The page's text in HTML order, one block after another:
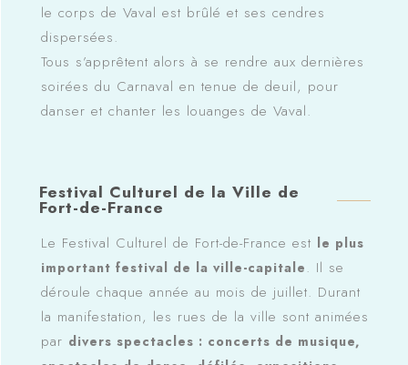
le corps de Vaval est brûlé et ses cendres
dispersées.
Tous s’apprêtent alors à se rendre aux dernières
soirées du Carnaval en tenue de deuil, pour
danser et chanter les louanges de Vaval.
Festival Culturel de la Ville de
Fort-de-France
Le Festival Culturel de Fort-de-France est le plus
important festival de la ville-capitale . Il se
déroule chaque année au mois de juillet. Durant
la manifestation, les rues de la ville sont animées
par divers spectacles : concerts de musique,